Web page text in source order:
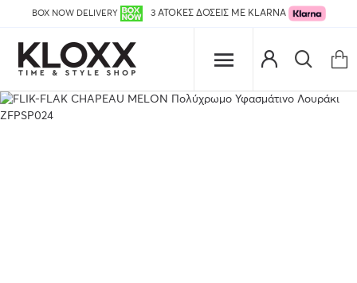
BOX NOW DELIVERY 3 ΑΤΟΚΕΣ ΔΟΣΕΙΣ ΜΕ KLARNA